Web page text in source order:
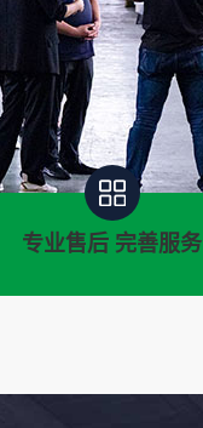
专业售后 完善服务